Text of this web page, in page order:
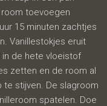
toevoegen
15 minuten zachtjes
Vanillestokjes eruit
in de hete vloeistof
zetten en de room al
stijven. De slagroom
spatelen. Doe